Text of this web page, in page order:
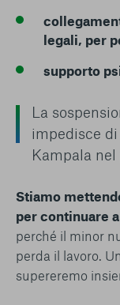
legali, per
supporto
La
impedisce
Kampala
Stiamo
per continuare
perché il minor
perda il lavoro.
supereremo